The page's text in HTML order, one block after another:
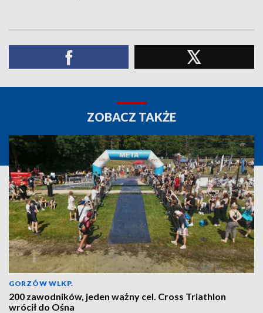
ZOBACZ TAKŻE
GORZÓW WLKP.
200 zawodników, jeden ważny cel. Cross Triathlon
wrócił do Ośna